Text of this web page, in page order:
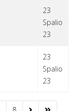
23
Spalio
23
23
Spalio
23